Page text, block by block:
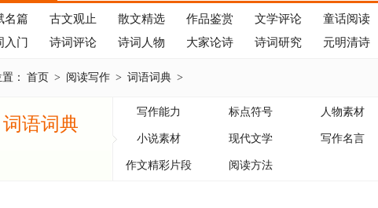
名篇 古文观止 散文精选 作品鉴赏 文学评论 童话阅读
入门
诗词评论 诗词人物 大家论诗 诗词研究 元明清诗
： 首页 > 阅读写作 > 词语词典 >
词语词典
写作能力 标点符号 人物素材
小说素材 现代文学 写作名言
作文精彩片段 阅读方法